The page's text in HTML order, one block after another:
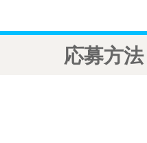
応募方法